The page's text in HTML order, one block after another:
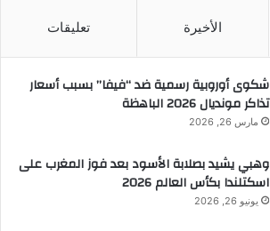
الأخيرة تعليقات
شكوى أوروبية رسمية ضد “فيفا” بسبب أسعار
تذاكر مونديال 2026 الباهظة
مارس 26, 2026
وهبي يشيد بصلابة الأسود بعد فوز المغرب على
اسكتلندا بكأس العالم 2026
يونيو 26, 2026